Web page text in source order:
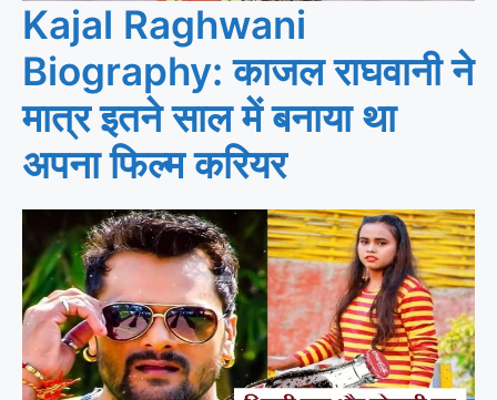
Kajal Raghwani
Biography: काजल राघवानी ने
मात्र इतने साल में बनाया था
अपना फिल्म करियर